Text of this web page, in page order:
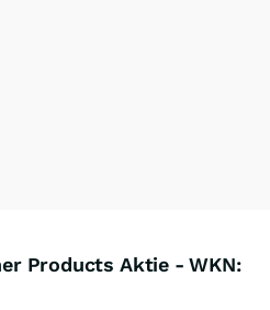
Products Aktie - WKN: